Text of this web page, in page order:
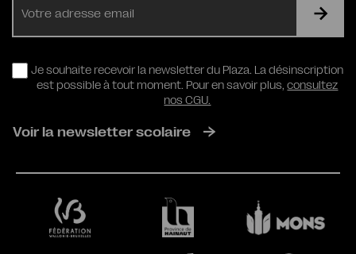
RGPD
Je souhaite recevoir la newsletter du Plaza. La désinscription
est possible à tout moment. Pour en savoir plus,consultez
nos CGU.
Voir la newsletter scolaire